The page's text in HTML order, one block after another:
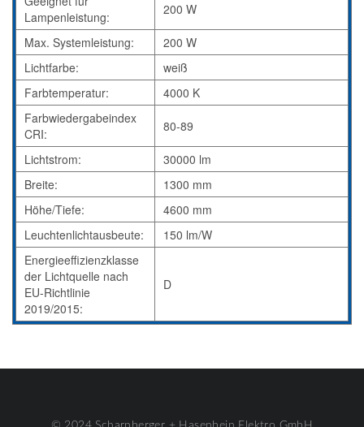
Lampenleistung:
200 W
Max. Systemleistung:
200 W
Lichtfarbe:
weiß
Farbtemperatur:
4000 K
Farbwiedergabeindex
CRI:
80-89
Lichtstrom:
30000 lm
Breite:
1300 mm
Höhe/Tiefe:
4600 mm
Leuchtenlichtausbeute:
150 lm/W
Energieeffizienzklasse
der Lichtquelle nach
EU-Richtlinie
2019/2015:
D